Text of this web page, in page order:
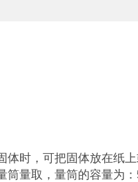
时，可把固体放在纸上
量取，量筒的容量为